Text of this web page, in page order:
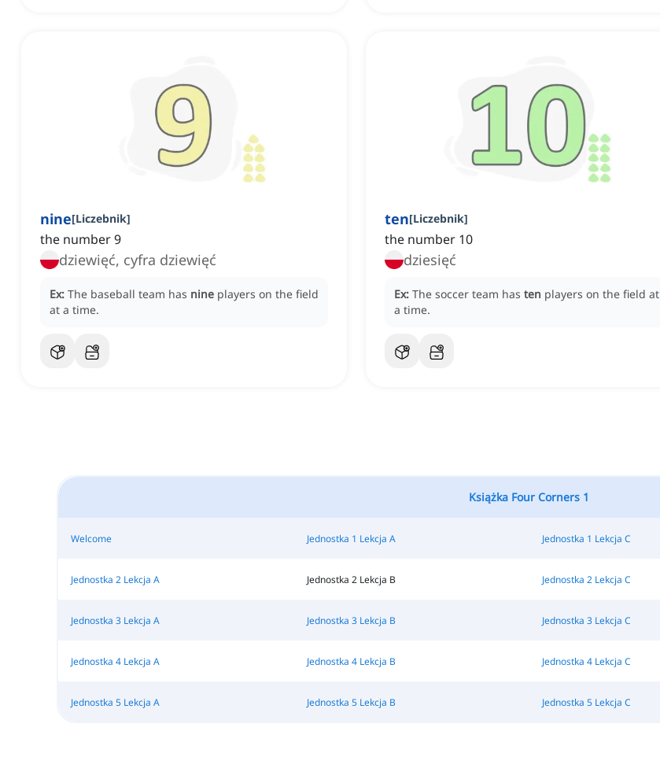
nine[Liczebnik]
the number 9
dziewięć, cyfra dziewięć
Ex: The baseball team has nine players on the field
at a time.
ten[Liczebnik]
the number 10
dziesięć
Ex: The soccer team has ten players on the field at
a time.
Książka Four Corners 1
Welcome Jednostka 1 Lekcja A Jednostka 1 Lekcja C
Jednostka 2 Lekcja A Jednostka 2 Lekcja B Jednostka 2 Lekcja C
Jednostka 3 Lekcja A Jednostka 3 Lekcja B Jednostka 3 Lekcja C
Jednostka 4 Lekcja A Jednostka 4 Lekcja B Jednostka 4 Lekcja C
Jednostka 5 Lekcja A Jednostka 5 Lekcja B Jednostka 5 Lekcja C